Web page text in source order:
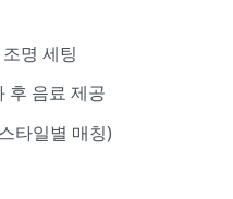
명 세팅
후 음료 제공
타일별 매칭)